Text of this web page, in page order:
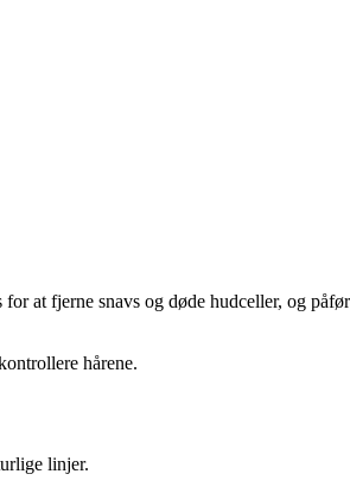
at fjerne snavs og døde hudceller, og påfør
hårene.
linjer.